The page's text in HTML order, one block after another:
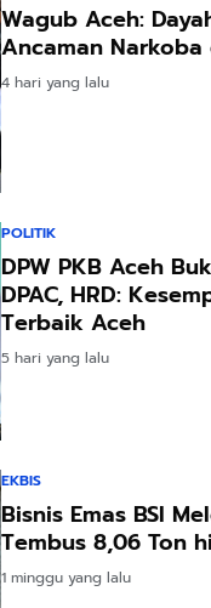
Wagub Aceh:
Ancaman
4 hari yang lalu
POLITIK
DPW PKB Aceh
DPAC, HRD:
Terbaik Aceh
5 hari yang lalu
EKBIS
Bisnis Emas BSI
Tembus 8,06 Ton
1 minggu yang lalu